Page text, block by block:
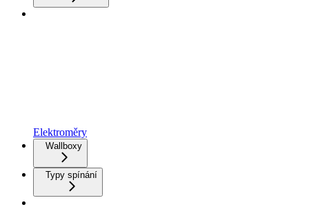
Elektroměry
Wallboxy
Typy spínání